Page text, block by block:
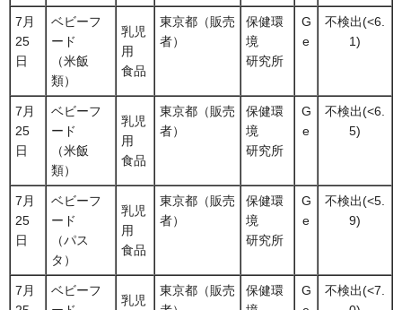
7月
25
日
ベビーフ
ード
（米飯
類）
乳児
用
食品
東京都（販売
者）
保健環
境
研究所
G
e
不検出(<6.
1)
7月
25
日
ベビーフ
ード
（米飯
類）
乳児
用
食品
東京都（販売
者）
保健環
境
研究所
G
e
不検出(<6.
5)
7月
25
日
ベビーフ
ード
（パス
タ）
乳児
用
食品
東京都（販売
者）
保健環
境
研究所
G
e
不検出(<5.
9)
7月
ベビーフ
乳児
東京都（販売
保健環
G
不検出(<7.